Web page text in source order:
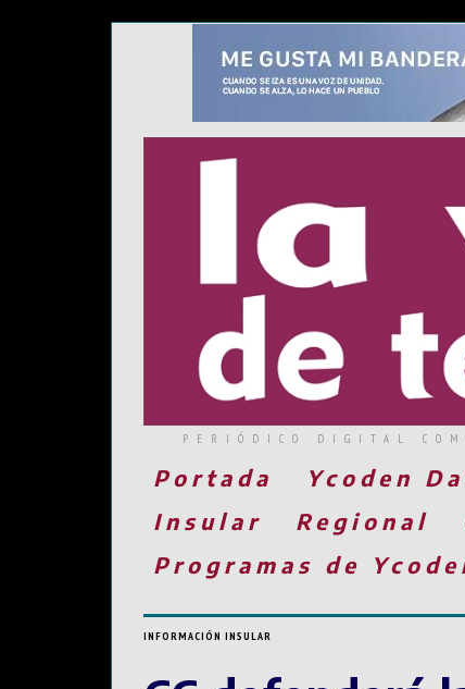
PERIÓDICO DIGITAL
Portada Ycoden
Insular
Regional
Programas de
INFORMACIÓN INSULAR